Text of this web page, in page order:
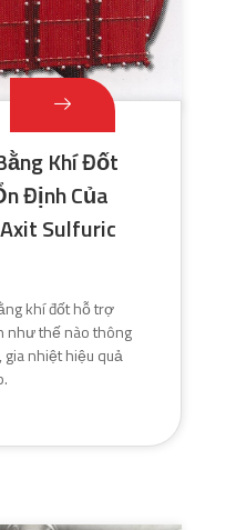
Khí Đốt
Định Của
Sulfuric
khí đốt hỗ trợ
như thế nào thông
gia nhiệt hiệu quả